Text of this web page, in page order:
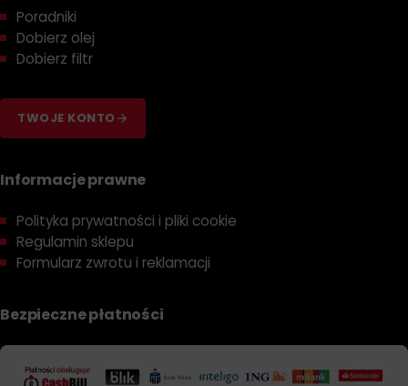
Poradniki
Dobierz olej
Dobierz filtr
TWOJE KONTO
Informacje prawne
Polityka prywatności i pliki cookie
Regulamin sklepu
Formularz zwrotu i reklamacji
Bezpieczne płatności